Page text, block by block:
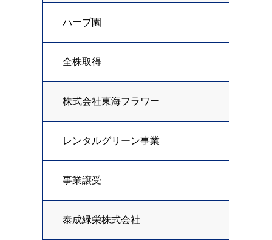
ハーブ園
全株取得
株式会社東海フラワー
レンタルグリーン事業
事業譲受
泰成緑栄株式会社